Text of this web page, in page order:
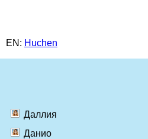
EN: Huchen
Даллия
Данио